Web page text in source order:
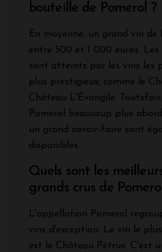
bouteille de Pomerol ?
En moyenne, un grand vin de
entre 500 et 1 000 euros. Les
sont atteints par les vins les
plus prestigieux, comme le
Château L'Évangile.
Pomerol beaucoup plus
un grand savoir-faire sont
disponibles.
Quels sont les
grands crus de
L'appellation Pomerol
vins d'exception. Le vin le
est le Château Pétrus. C'est